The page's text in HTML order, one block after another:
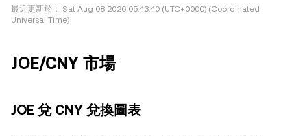
最近更新於：
Sat Aug 08 2026 05:43:40 (UTC+0000) (Coordinated
Universal Time)
JOE/CNY 市場
JOE 兌 CNY 兌換圖表